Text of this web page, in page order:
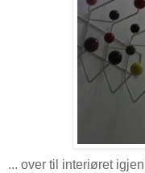
... over til interiøret